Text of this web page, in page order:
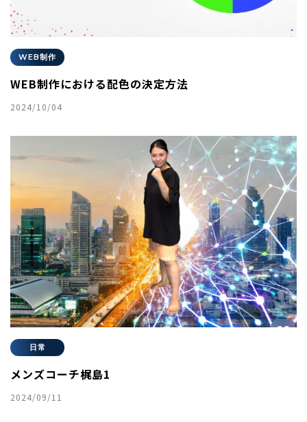
WEB制作
WEB制作における配色の決定方法
2024/10/04
日常
メンズコーチ梶島1
2024/09/11